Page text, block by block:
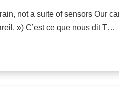
not a suite of sensors Our
») C’est ce que nous dit T…